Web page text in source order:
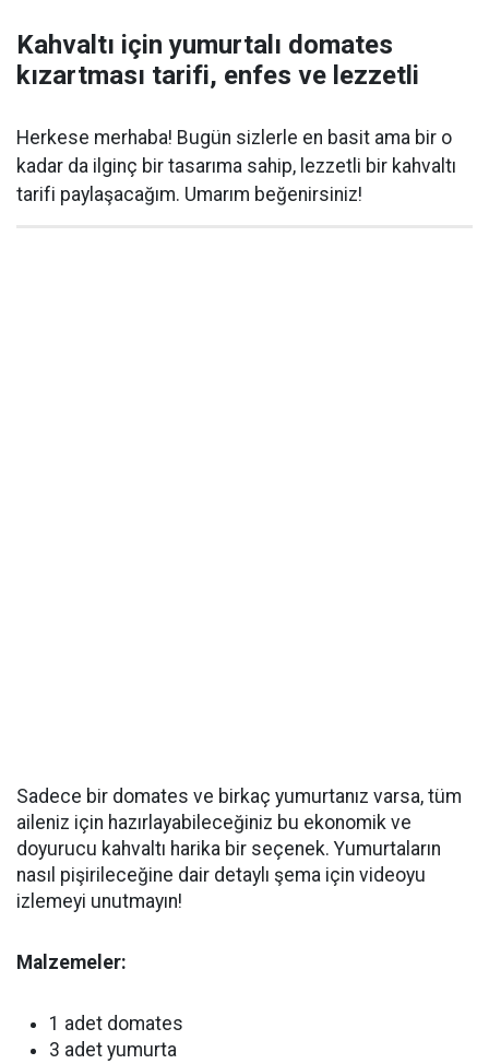
Kahvaltı için yumurtalı domates
kızartması tarifi, enfes ve lezzetli
Herkese merhaba! Bugün sizlerle en basit ama bir o
kadar da ilginç bir tasarıma sahip, lezzetli bir kahvaltı
tarifi paylaşacağım. Umarım beğenirsiniz!
Sadece bir domates ve birkaç yumurtanız varsa, tüm
aileniz için hazırlayabileceğiniz bu ekonomik ve
doyurucu kahvaltı harika bir seçenek. Yumurtaların
nasıl pişirileceğine dair detaylı şema için videoyu
izlemeyi unutmayın!
Malzemeler:
1 adet domates
3 adet yumurta